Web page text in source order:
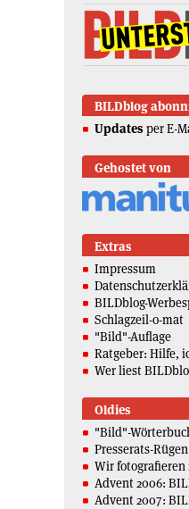
BILDblog
Updates per E-
Gehostet von
Extras
Impressum
BILDblog-
Schlagzeil-o-mat
"Bild"-Auflage
Ratgeber: Hilfe,
Wer liest
Oldies
"Bild"-
Presserats-
Wir fotografieren
Advent 2006:
Advent 2007: